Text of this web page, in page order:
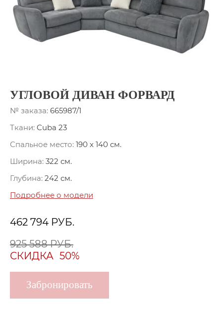
УГЛОВОЙ ДИВАН ФОРВАРД
№ заказа: 665987/1
Ткани: Cuba 23
Спальное место: 190 x 140 см.
Ширина: 322 см.
Глубина: 242 см.
Подробнее о модели
462 794 РУБ.
925 588 РУБ.
СКИДКА 50%
Забронировать